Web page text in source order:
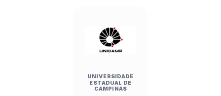
UNIVERSIDADE
ESTADUAL DE
CAMPINAS